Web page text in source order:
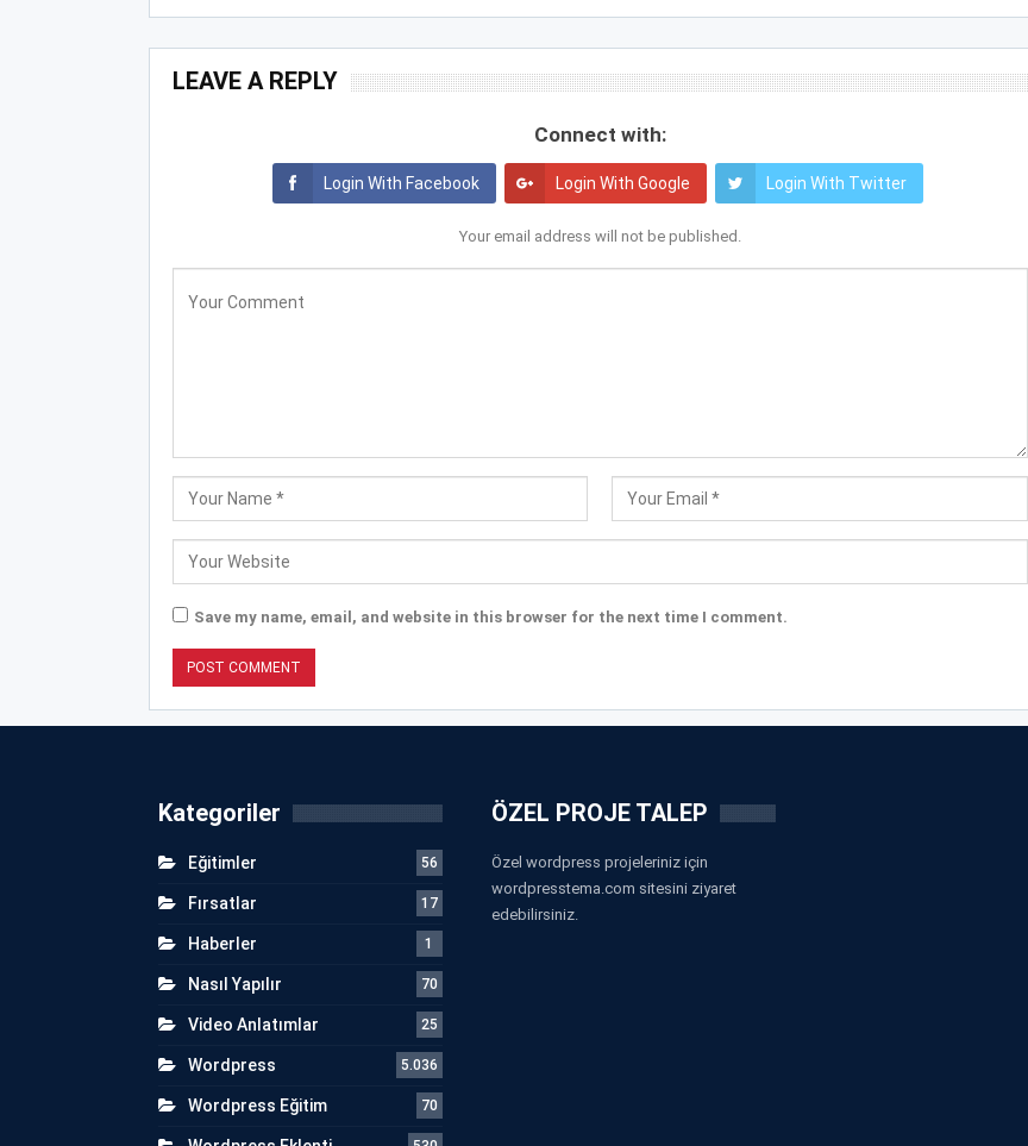
LEAVE A REPLY
Connect with:
Login With Facebook Login With Google Login With Twitter
Your email address will not be published.
Save my name, email, and website in this browser for the next time I comment.
Kategoriler
Eğitimler 56
Fırsatlar 17
Haberler 1
Nasıl Yapılır 70
Video Anlatımlar 25
Wordpress 5.036
Wordpress Eğitim 70
ÖZEL PROJE TALEP
Özel wordpress projeleriniz için
wordpresstema.com sitesini ziyaret
edebilirsiniz.